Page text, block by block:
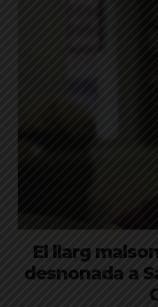
El llarg
desnonada a